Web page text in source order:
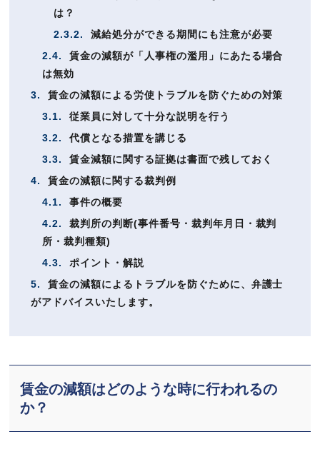
は？
2.3.2.
減給処分ができる期間にも注意が必要
2.4.
賃金の減額が「人事権の濫用」にあたる場合
は無効
3.
賃金の減額による労使トラブルを防ぐための対策
3.1.
従業員に対して十分な説明を行う
3.2.
代償となる措置を講じる
3.3.
賃金減額に関する証拠は書面で残しておく
4.
賃金の減額に関する裁判例
4.1.
事件の概要
4.2.
裁判所の判断(事件番号・裁判年月日・裁判
所・裁判種類)
4.3.
ポイント・解説
5.
賃金の減額によるトラブルを防ぐために、弁護士
がアドバイスいたします。
賃金の減額はどのような時に行われるの
か？